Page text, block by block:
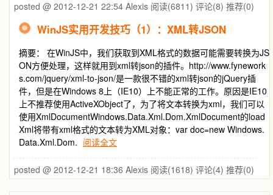
posted @ 2012-12-21 22:54 Alexis 阅读(6811) 评论(8) 推荐(0)
WinJS实用开发技巧（1）：XML转JSON
摘要： 在WinJS中，我们获取到XML格式的数据可能需要转换为JS
ON方便处理，这样就用到xml转json的插件。http://www.fynework
s.com/jquery/xml-to-json/是一款很不错的xml转json的jQuery插
件，但是在Windows 8上（IE10）上不能正常的工作。原因是IE10
上不推荐使用ActiveXObject了，为了将文本转换为xml，我们可以
使用XmlDocumentWindows.Data.Xml.Dom.XmlDocument的load
Xml将带有xml格式的文本转为XML对象：var doc=new Windows.
Data.Xml.Dom. 阅读全文
posted @ 2012-12-21 18:36 Alexis 阅读(1618) 评论(4) 推荐(0)